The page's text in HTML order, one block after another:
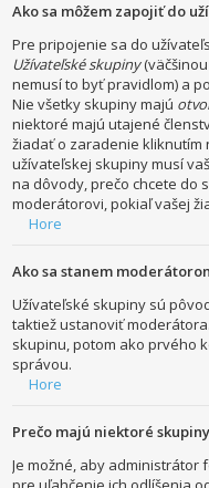
Ako sa môžem zapojiť do
Pre pripojenie sa do
Užívateľské skupiny
nemusí to byť pravidlom) a
Nie všetky skupiny majú
niektoré majú utajené
žiadať o zaradenie kliknutím
užívateľskej skupiny musí
na dôvody, prečo chcete do
moderátorovi, pokiaľ vašej
Hore
Ako sa stanem
Užívateľské skupiny sú
taktiež ustanoviť
skupinu, potom ako prvého
správou.
Hore
Prečo majú niektoré
Je možné, aby